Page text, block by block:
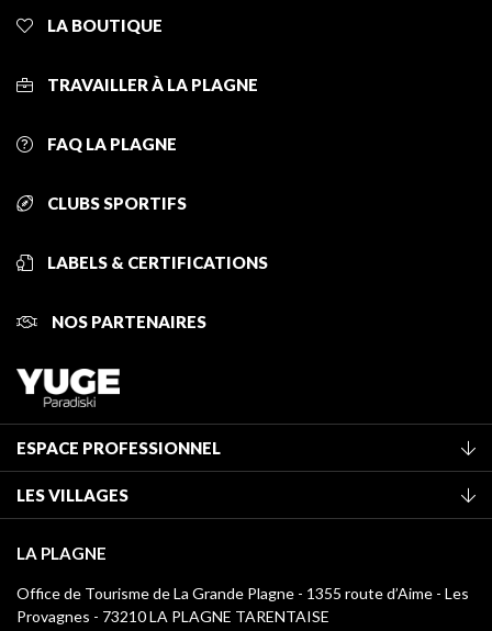
LA BOUTIQUE
TRAVAILLER À LA PLAGNE
FAQ LA PLAGNE
CLUBS SPORTIFS
LABELS & CERTIFICATIONS
NOS PARTENAIRES
ESPACE PROFESSIONNEL
Classement des meublés
Taxe de séjour
Médiathèque
Logos La Plagne
LES VILLAGES
Montchavin - Les Coches
Champagny-en-Vanoise
LA PLAGNE
Office de Tourisme de La Grande Plagne - 1355 route d’Aime - Les
Provagnes - 73210 LA PLAGNE TARENTAISE